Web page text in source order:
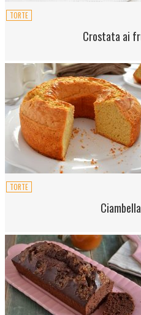
TORTE
Crostata ai
TORTE